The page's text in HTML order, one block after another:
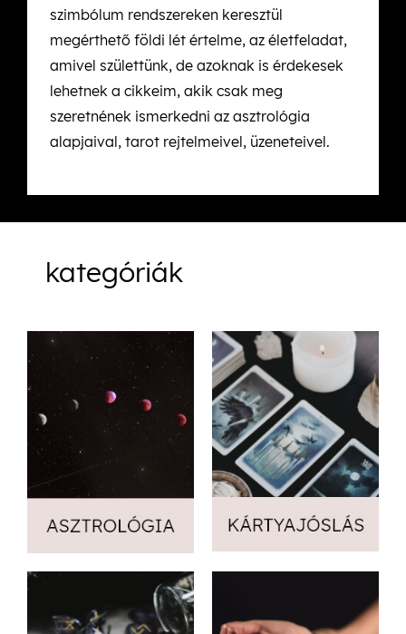
szimbólum rendszereken keresztül
megérthető földi lét értelme, az életfeladat,
amivel születtünk, de azoknak is érdekesek
lehetnek a cikkeim, akik csak meg
szeretnének ismerkedni az asztrológia
alapjaival, tarot rejtelmeivel, üzeneteivel.
kategóriák